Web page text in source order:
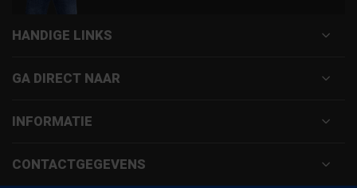
HANDIGE LINKS
GA DIRECT NAAR
INFORMATIE
CONTACTGEGEVENS